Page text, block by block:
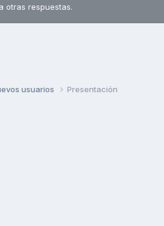
otras respuestas.
usuarios Presentación